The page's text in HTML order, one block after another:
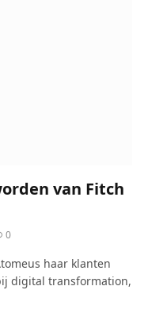
van Fitch
0
haar klanten
digital transformation,